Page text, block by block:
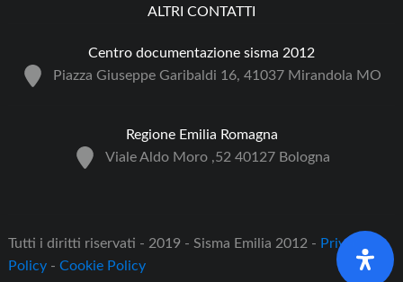
ALTRI CONTATTI
Centro documentazione sisma 2012
Piazza Giuseppe Garibaldi 16, 41037 Mirandola MO
Regione Emilia Romagna
Viale Aldo Moro ,52 40127 Bologna
Tutti i diritti riservati - 2019 - Sisma Emilia 2012 - Privacy
Policy -Cookie Policy